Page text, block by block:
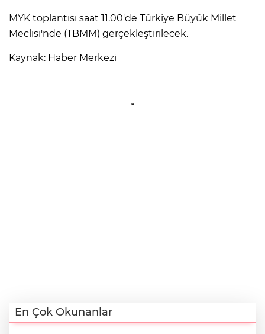
MYK toplantısı saat 11.00'de Türkiye Büyük Millet
Meclisi'nde (TBMM) gerçekleştirilecek.
Kaynak: Haber Merkezi
En Çok Okunanlar